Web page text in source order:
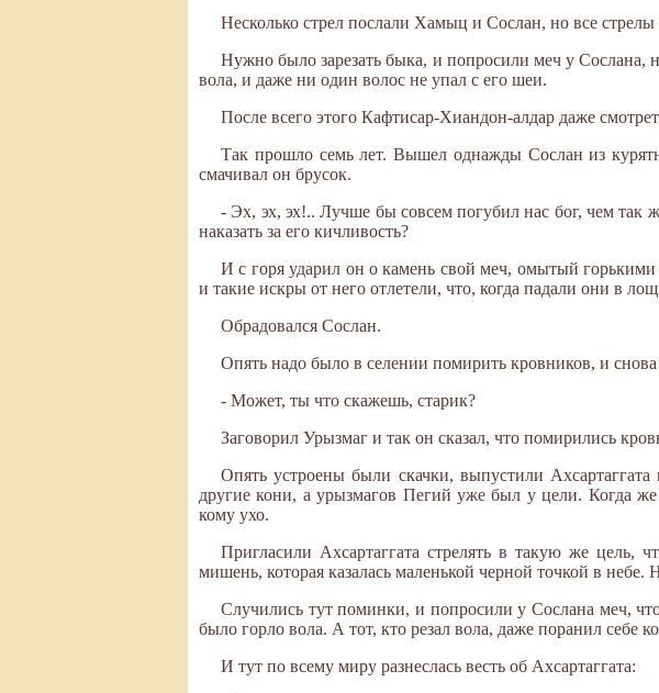
Несколько стрел послали Хамыц и Сослан, но все стрелы
Нужно было зарезать быка, и попросили меч у Сослана,
вола, и даже ни один волос не упал с его шеи.
После всего этого Кафтисар-Хиандон-алдар даже
Так прошло семь лет. Вышел однажды Сослан из
смачивал он брусок.
- Эх, эх, эх!.. Лучше бы совсем погубил нас бог, чем
наказать за его кичливость?
И с горя ударил он о камень свой меч, омытый
и такие искры от него отлетели, что, когда падали они в
Обрадовался Сослан.
Опять надо было в селении помирить кровников, и
- Может, ты что скажешь, старик?
Заговорил Урызмаг и так он сказал, что помирились
Опять устроены были скачки, выпустили
другие кони, а урызмагов Пегий уже был у цели. Когда
кому ухо.
Пригласили Ахсартаггата стрелять в такую же цель,
мишень, которая казалась маленькой черной точкой в небе.
Случились тут поминки, и попросили у Сослана меч,
было горло вола. А тот, кто резал вола, даже поранил себе
И тут по всему миру разнеслась весть об Ахсартаггата: